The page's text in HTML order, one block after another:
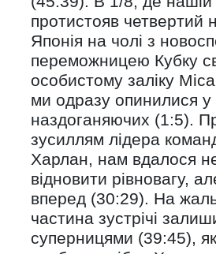
протистояв четвертий
Японія на чолі з
переможницею Кубку
особистому заліку
ми одразу опинилися у
наздоганяючих (1:5).
зусиллям лідера
Харлан, нам вдалося
відновити рівновагу,
вперед (30:29). На
частина зустрічі
суперницями (39:45),